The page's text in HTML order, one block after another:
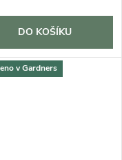
DO KOŠÍKU
v Gardners